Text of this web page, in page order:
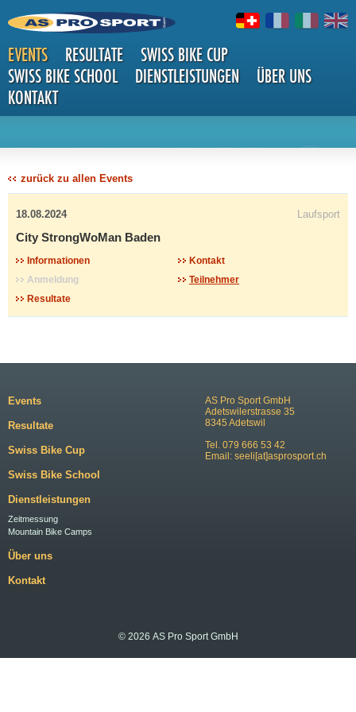
EVENTS RESULTATE
SWISS BIKE CUP
SWISS BIKE SCHOOL
DIENSTLEISTUNGEN
ÜBER UNS
KONTAKT
DETAILS
zurück zu allen Events
18.08.2024 Laufsport
City StrongWoMan Baden
Informationen
Kontakt
Anmeldung
Teilnehmer
Resultate
AS Pro Sport GmbH
Adetswilerstrasse 35
8345 Adetswil
Tel. 079 666 53 42
Email: seeli[at]asprosport.ch
Events
Resultate
Swiss Bike Cup
Swiss Bike School
Dienstleistungen
Zeitmessung
Mountain Bike Camps
Über uns
Kontakt
© 2026 AS Pro Sport GmbH